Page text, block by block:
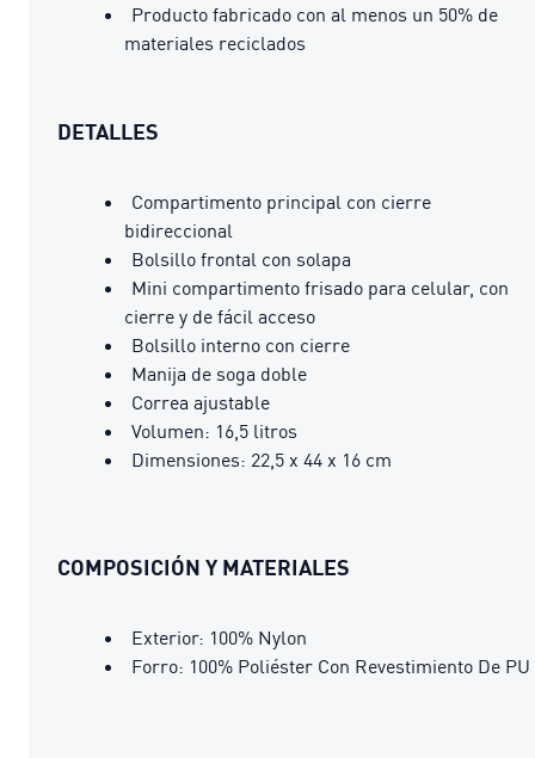
Producto fabricado con al menos un 50% de
materiales reciclados
DETALLES
Compartimento principal con cierre
bidireccional
Bolsillo frontal con solapa
Mini compartimento frisado para celular, con
cierre y de fácil acceso
Bolsillo interno con cierre
Manija de soga doble
Correa ajustable
Volumen: 16,5 litros
Dimensiones: 22,5 x 44 x 16 cm
COMPOSICIÓN Y MATERIALES
Exterior: 100% Nylon
Forro: 100% Poliéster Con Revestimiento De PU